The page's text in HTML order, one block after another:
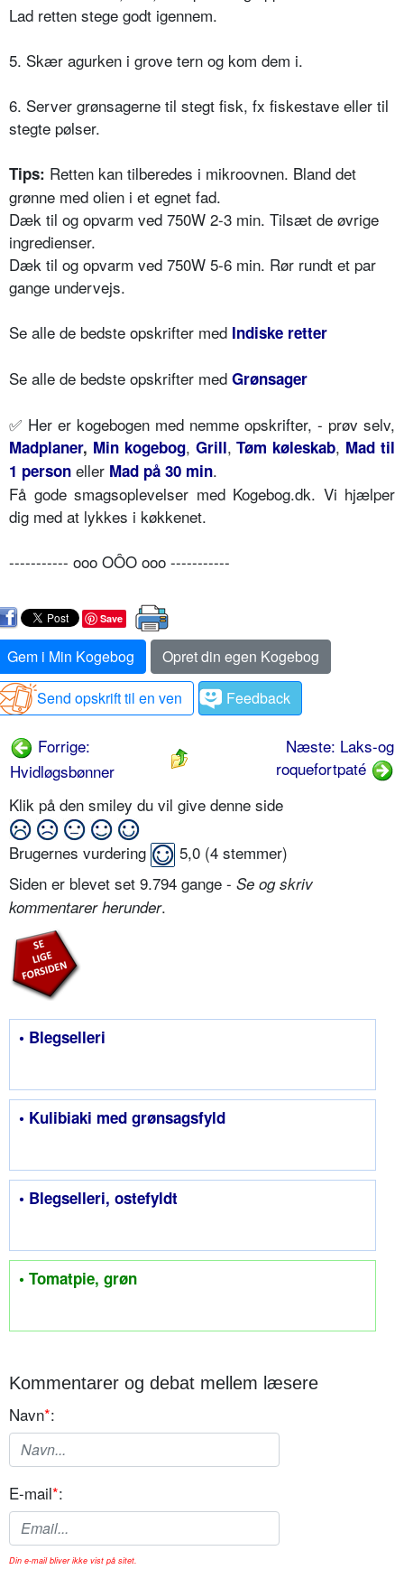
Lad retten stege godt igennem.
5. Skær agurken i grove tern og kom dem i.
6. Server grønsagerne til stegt fisk, fx fiskestave eller til
stegte pølser.
Tips: Retten kan tilberedes i mikroovnen. Bland det
grønne med olien i et egnet fad.
Dæk til og opvarm ved 750W 2-3 min. Tilsæt de øvrige
ingredienser.
Dæk til og opvarm ved 750W 5-6 min. Rør rundt et par
gange undervejs.
Se alle de bedste opskrifter med Indiske retter
Se alle de bedste opskrifter med Grønsager
✅ Her er kogebogen med nemme opskrifter, - prøv selv,
Madplaner, Min kogebog, Grill,Tøm køleskab, Mad til
1 person eller Mad på 30 min.
Få gode smagsoplevelser med Kogebog.dk. Vi hjælper
dig med at lykkes i køkkenet.
----------- ooo OÔO ooo -----------
Save
Gem i Min Kogebog
Opret din egen Kogebog
Send opskrift til en ven
Feedback
Forrige:
Hvidløgsbønner
Næste: Laks-og
roquefortpaté
Klik på den smiley du vil give denne side
Brugernes vurdering 5,0 (4 stemmer)
Siden er blevet set 9.794 gange - Se og skriv
kommentarer herunder.
• Blegselleri
• Kulibiaki med grønsagsfyld
• Blegselleri, ostefyldt
• Tomatpie, grøn
Kommentarer og debat mellem læsere
Navn*:
E-mail*:
Din e-mail bliver ikke vist på sitet.